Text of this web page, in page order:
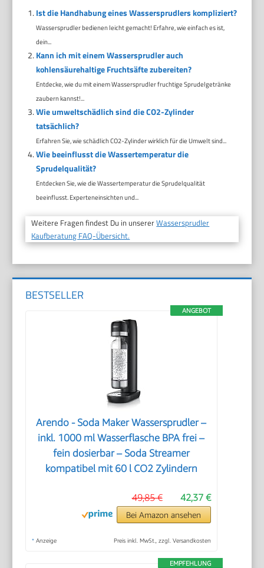
Ist die Handhabung eines Wassersprudlers kompliziert?
Wassersprudler bedienen leicht gemacht! Erfahre, wie einfach es ist,
dein...
Kann ich mit einem Wassersprudler auch
kohlensäurehaltige Fruchtsäfte zubereiten?
Entdecke, wie du mit einem Wassersprudler fruchtige Sprudelgetränke
zaubern kannst!...
Wie umweltschädlich sind die CO2-Zylinder
tatsächlich?
Erfahren Sie, wie schädlich CO2-Zylinder wirklich für die Umwelt sind...
Wie beeinflusst die Wassertemperatur die
Sprudelqualität?
Entdecken Sie, wie die Wassertemperatur die Sprudelqualität
beeinflusst. Experteneinsichten und...
Weitere Fragen findest Du in unsererWassersprudler
Kaufberatung FAQ-Übersicht.
BESTSELLER
ANGEBOT
Arendo - Soda Maker Wassersprudler –
inkl. 1000 ml Wasserflasche BPA frei –
fein dosierbar – Soda Streamer
kompatibel mit 60 l CO2 Zylindern
42,37 €
49,85 €
Bei Amazon ansehen
* Anzeige Preis inkl. MwSt., zzgl. Versandkosten
EMPFEHLUNG